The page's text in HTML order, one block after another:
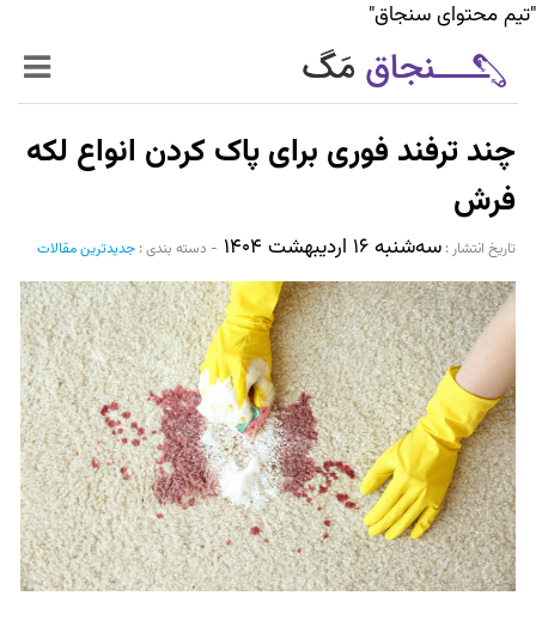
"تیم محتوای سنجاق"
زنده‌تر
سیر تا پیاز خدمات
World Mag
بازار آنلاین سنجاق
چند ترفند فوری برای پاک کردن انواع لکه
فرش
تاریخ انتشار :‌ سه‌شنبه ۱۶ اردیبهشت ۱۴۰۴ - دسته بندی : جدیدترین مقالات